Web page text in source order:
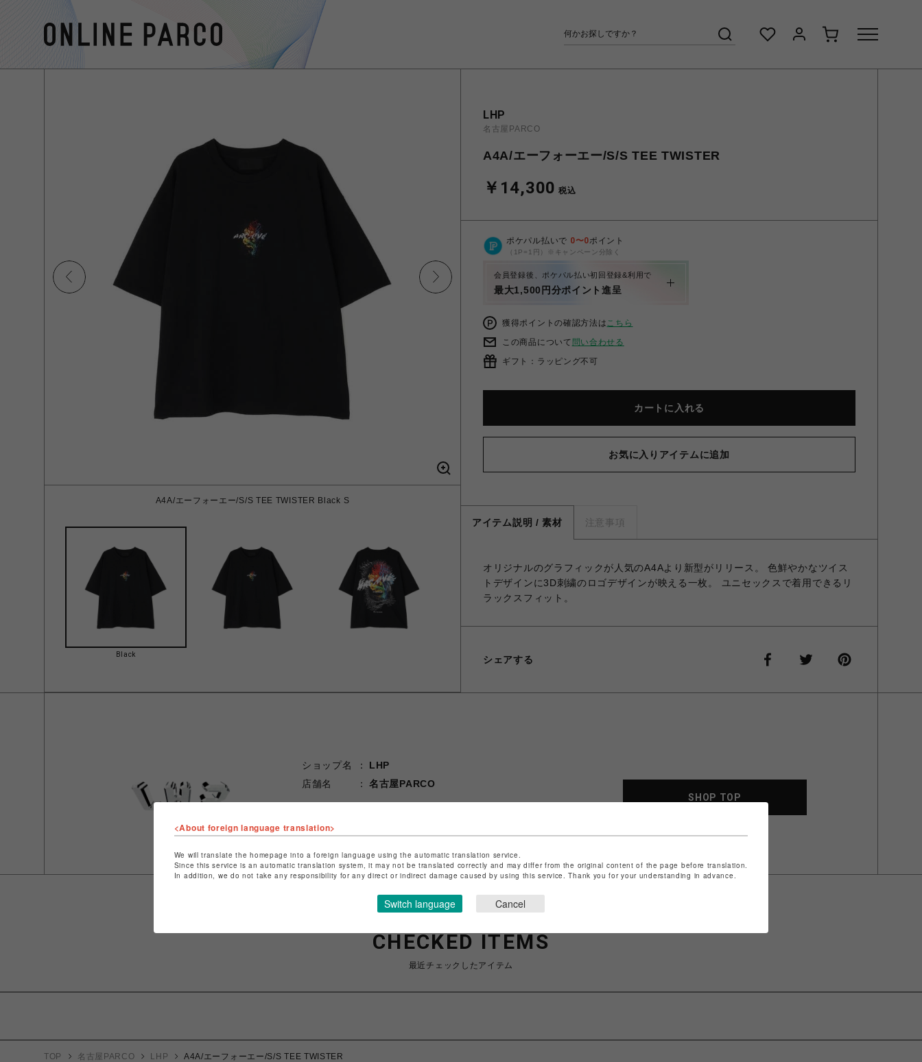
A4A/エーフォーエー/S/S TEE TWISTER Black S
Black
LHP
名古屋PARCO
A4A/エーフォーエー/S/S TEE TWISTER
￥14,300 税込
ポケパル払いで 0〜0ポイント
（1P=1円）※キャンペーン分除く
会員登録後、ポケパル払い初回登録&利用で
最大1,500円分ポイント進呈
獲得ポイントの確認方法はこちら
この商品について 問い合わせる
ギフト：ラッピング不可
カートに入れる
お気に入りアイテムに追加
アイテム説明 / 素材 注意事項
オリジナルのグラフィックが人気のA4Aより新型がリリース。 色鮮やかなツイス
トデザインに3D刺繍のロゴデザインが映える一枚。 ユニセックスで着用できるリ
ラックスフィット。
シェアする
ショップ名
LHP
店舗名
名古屋PARCO
ショップお問い合わせは
SHOP TOP
CHECKED ITEMS
最近チェックしたアイテム
TOP 名古屋PARCO LHP A4A/エーフォーエー/S/S TEE TWISTER
<About foreign language translation>
We will translate the homepage into a foreign language using the automatic translation service.
Since this service is an automatic translation system, it may not be translated correctly and may differ from the original content of the page before translation.
In addition, we do not take any responsibility for any direct or indirect damage caused by using this service. Thank you for your understanding in advance.
Switch language Cancel